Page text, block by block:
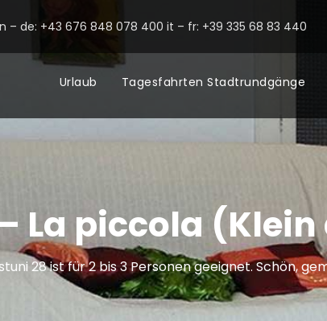
– de: +43 676 848 078 400 it – fr: +39 335 68 83 440
Urlaub Tagesfahrten Stadtrundgänge
La piccola
28 ist für 2 bis 3 Personen geeignet. Schön,